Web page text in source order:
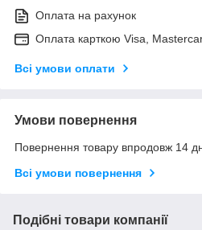
Оплата на рахунок
Оплата карткою Visa,
Всі умови оплати
Умови повернення
Повернення товару впродовж 14
Всі умови повернення
Подібні товари компанії